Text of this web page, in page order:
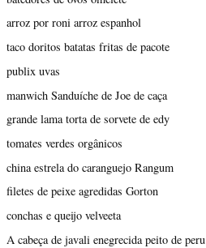
arroz por roni arroz espanhol
taco doritos batatas fritas de pacote
publix uvas
manwich Sanduíche de Joe de caça
grande lama torta de sorvete de edy
tomates verdes orgânicos
china estrela do caranguejo Rangum
filetes de peixe agredidas Gorton
conchas e queijo velveeta
A cabeça de javali enegrecida peito de peru